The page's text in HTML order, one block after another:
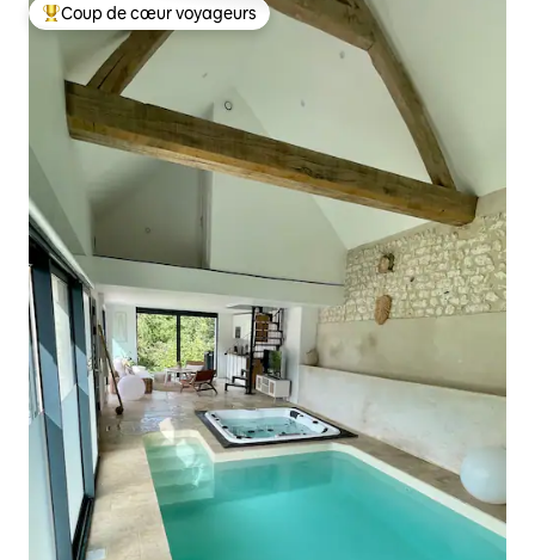
Coup de cœur voyageurs parmi les plus aimés
Coup de cœur voyageurs